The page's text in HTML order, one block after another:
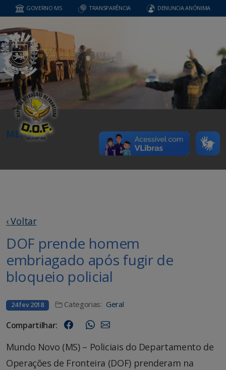
GOVERNO MS TRANSPARÊNCIA DENUNCIA ANÔNIMA
MENU
‹ Voltar
DOF prende homem
embriagado após fugir de
bloqueio policial
24 fev 2018 Categorias: Geral
Compartilhar:
Mundo Novo (MS) – Policiais do Departamento de
Operações de Fronteira (DOF) prenderam na